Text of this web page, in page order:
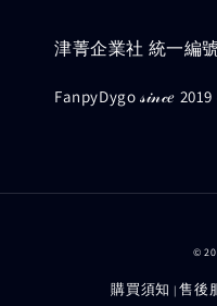
津菁企業社 統一編
FanpyDygo 𝓈𝒾𝓃𝒸𝑒
©
購買須知 |售後